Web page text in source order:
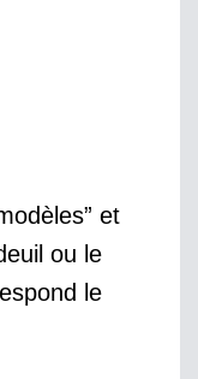
et
ou le
le